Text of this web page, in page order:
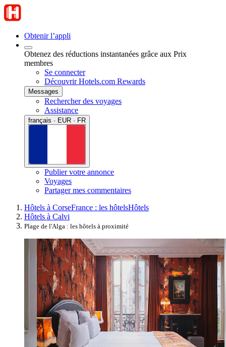
Obtenir l’appli
Obtenez des réductions instantanées grâce aux Prix
membres
Se connecter
Découvrir Hotels.com Rewards
Messages
Rechercher des voyages
Assistance
français · EUR · FR
Publier votre annonce
Voyages
Partager mes commentaires
Hôtels à CorseFrance : les hôtelsHôtels
Hôtels à Calvi
Plage de l'Alga : les hôtels à proximité